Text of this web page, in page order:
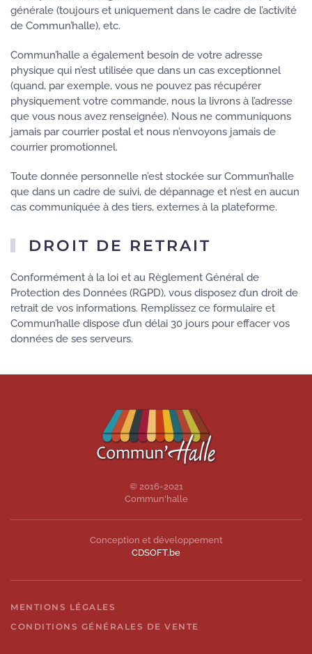
générale (toujours et uniquement dans le cadre de l’activité
de Commun’halle), etc.
Commun’halle a également besoin de votre adresse
physique qui n’est utilisée que dans un cas exceptionnel
(quand, par exemple, vous ne pouvez pas récupérer
physiquement votre commande, nous la livrons à l’adresse
que vous nous avez renseignée). Nous ne communiquons
jamais par courrier postal et nous n’envoyons jamais de
courrier promotionnel.
Toute donnée personnelle n’est stockée sur Commun’halle
que dans un cadre de suivi, de dépannage et n’est en aucun
cas communiquée à des tiers, externes à la plateforme.
DROIT DE RETRAIT
Conformément à la loi et au Règlement Général de
Protection des Données (RGPD), vous disposez d’un droit de
retrait de vos informations. Remplissez ce formulaire et
Commun’halle dispose d’un délai 30 jours pour effacer vos
données de ses serveurs.
© 2016-2021
Commun'halle
Conception et développement
CDSOFT.be
MENTIONS LÉGALES
CONDITIONS GÉNÉRALES DE VENTE